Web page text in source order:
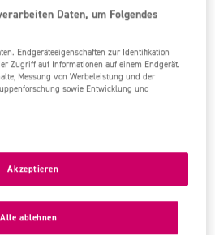
Daten, um Folgendes
Endgeräteeigenschaften zur Identifikation
Zugriff auf Informationen auf einem Endgerät.
Messung von Werbeleistung und der
sowie Entwicklung und
Alle ablehnen
Akzeptieren